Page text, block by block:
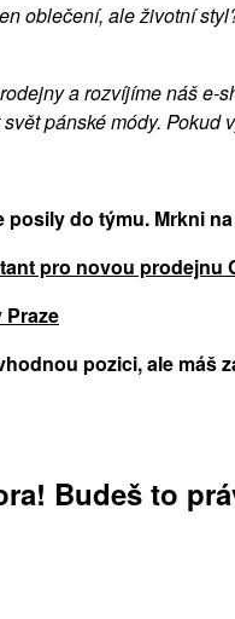
oblečení, ale životní
a rozvíjíme náš
pánské módy.
do týmu. Mrkni
pro novou prodejnu
pozici, ale
Budeš to